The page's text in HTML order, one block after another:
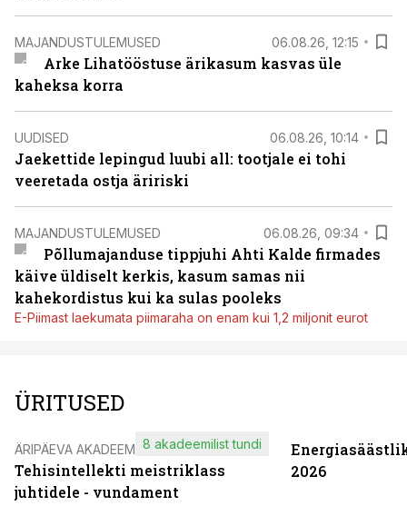
MAJANDUSTULEMUSED 06.08.26, 12:15
Arke Lihatööstuse ärikasum kasvas üle
kaheksa korra
UUDISED 06.08.26, 10:14
Jaekettide lepingud luubi all: tootjale ei tohi
veeretada ostja äririski
MAJANDUSTULEMUSED 06.08.26, 09:34
Põllumajanduse tippjuhi Ahti Kalde firmades
käive üldiselt kerkis, kasum samas nii
kahekordistus kui ka sulas pooleks
E-Piimast laekumata piimaraha on enam kui 1,2 miljonit eurot
ÜRITUSED
ÄRIPÄEVA AKADEEMIA
Tehisintellekti meistriklass
juhtidele - vundament
8 akadeemilist tundi
2026